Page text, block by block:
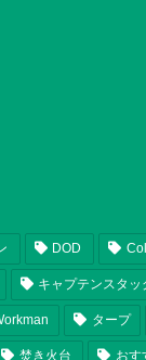
DOD
キャプテンスタッ
タープ
焚き火台 おす